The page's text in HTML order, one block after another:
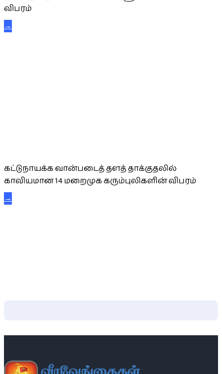
விபரம்
→
கட்டுநாயக்க வான்படைத் தளத் தாக்குதலில்
காவியமான 14 மறைமுக கரும்புலிகளின் விபரம்
→